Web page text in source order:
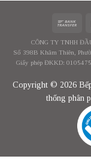
CÔNG TY TNHH
Số 398B Khâm Thiên,
Giấy phép ĐKKD:
Copyright © 2026
thống phân